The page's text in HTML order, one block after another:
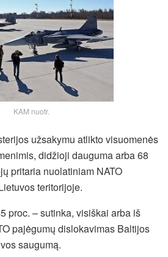
KAM nuotr.
užsakymu atlikto visuomenės
didžioji dauguma arba 68
pritaria nuolatiniam NATO
teritorijoje.
proc. – sutinka, visiškai arba iš
pajėgumų dislokavimas Baltijos
saugumą.